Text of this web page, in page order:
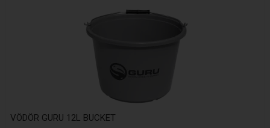
VÖDÖR GURU 12L BUCKET